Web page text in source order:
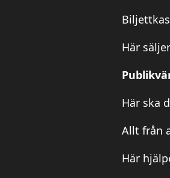
Här
Här ska
Allt från
Här